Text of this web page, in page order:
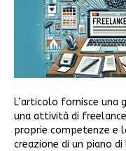
L’articolo fornisce
una attività di
proprie competenze e
creazione di un piano